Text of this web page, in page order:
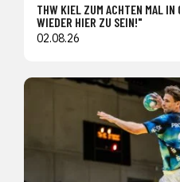
THW KIEL ZUM ACHTEN MAL
WIEDER HIER ZU SEIN!"
02.08.26